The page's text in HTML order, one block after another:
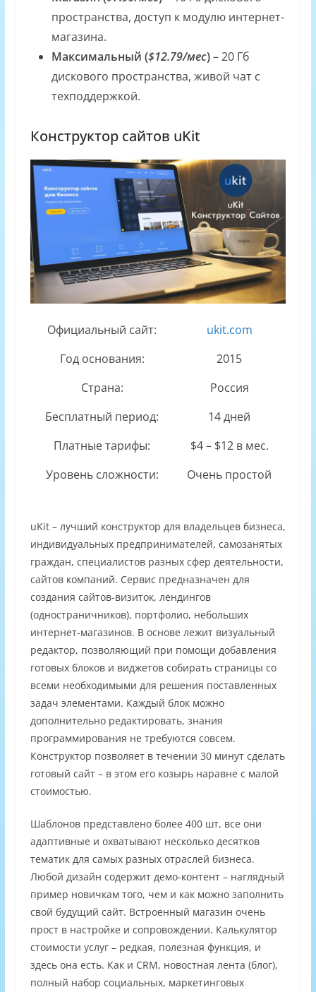
пространства, доступ к модулю интернет-
магазина.
Максимальный ($12.79/мес)– 20 Гб
дискового пространства, живой чат с
техподдержкой.
Конструктор сайтов uKit
Официальный сайт:
ukit.com
Год основания:
2015
Страна:
Россия
Бесплатный период:
14 дней
Платные тарифы:
$4 – $12 в мес.
Уровень сложности:
Очень простой
uKit – лучший конструктор для владельцев бизнеса,
индивидуальных предпринимателей, самозанятых
граждан, специалистов разных сфер деятельности,
сайтов компаний. Сервис предназначен для
создания сайтов-визиток, лендингов
(одностраничников), портфолио, небольших
интернет-магазинов. В основе лежит визуальный
редактор, позволяющий при помощи добавления
готовых блоков и виджетов собирать страницы со
всеми необходимыми для решения поставленных
задач элементами. Каждый блок можно
дополнительно редактировать, знания
программирования не требуются совсем.
Конструктор позволяет в течении 30 минут сделать
готовый сайт – в этом его козырь наравне с малой
стоимостью.
Шаблонов представлено более 400 шт, все они
адаптивные и охватывают несколько десятков
тематик для самых разных отраслей бизнеса.
Любой дизайн содержит демо-контент – наглядный
пример новичкам того, чем и как можно заполнить
свой будущий сайт. Встроенный магазин очень
прост в настройке и сопровождении. Калькулятор
стоимости услуг – редкая, полезная функция, и
здесь она есть. Как и CRM, новостная лента (блог),
полный набор социальных, маркетинговых